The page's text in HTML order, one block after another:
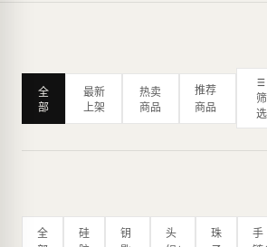
全
部
最新
上架
热卖
商品
推荐
商品
筛
选
全
硅
钥
头
珠
手